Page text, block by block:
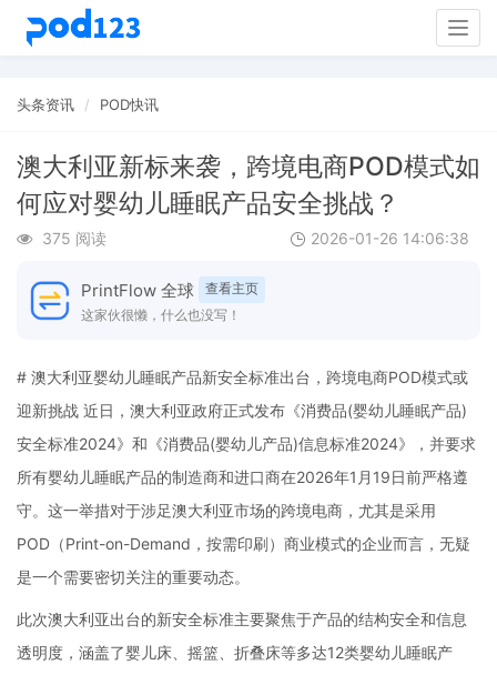
头条资讯 POD快讯
澳大利亚新标来袭，跨境电商POD模式如
何应对婴幼儿睡眠产品安全挑战？
375 阅读 2026-01-26 14:06:38
PrintFlow 全球
查看主页
这家伙很懒，什么也没写！
# 澳大利亚婴幼儿睡眠产品新安全标准出台，跨境电商POD模式或
迎新挑战 近日，澳大利亚政府正式发布《消费品(婴幼儿睡眠产品)
安全标准2024》和《消费品(婴幼儿产品)信息标准2024》，并要求
所有婴幼儿睡眠产品的制造商和进口商在2026年1月19日前严格遵
守。这一举措对于涉足澳大利亚市场的跨境电商，尤其是采用
POD（Print-on-Demand，按需印刷）商业模式的企业而言，无疑
是一个需要密切关注的重要动态。
此次澳大利亚出台的新安全标准主要聚焦于产品的结构安全和信息
透明度，涵盖了婴儿床、摇篮、折叠床等多达12类婴幼儿睡眠产